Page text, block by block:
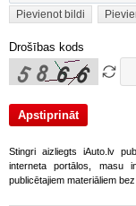
Pievienot bildi
Drošības kods
Stingri aizliegts iAuto.lv
interneta portālos, masu
publicētajiem materiāliem